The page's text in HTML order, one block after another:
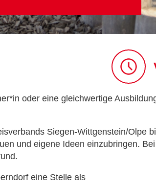
oder eine gleichwertige
Siegen-Wittgenstein/Olpe
und eigene Ideen einzubringen.
eine Stelle als